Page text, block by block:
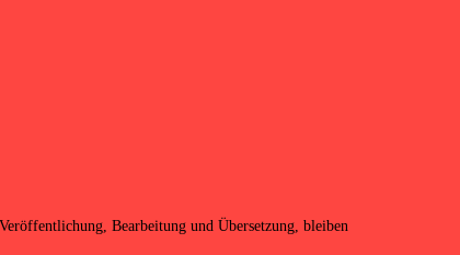
Bearbeitung und Übersetzung, bleiben